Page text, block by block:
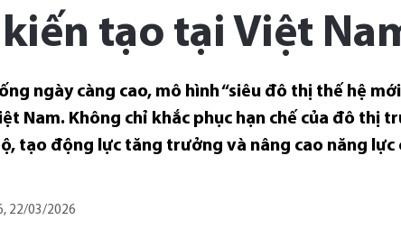
tạo tại Việt
ngày càng cao, mô hình “siêu đô thị thế hệ
Nam. Không chỉ khắc phục hạn chế của đô thị
tạo động lực tăng trưởng và nâng cao năng lực
22/03/2026